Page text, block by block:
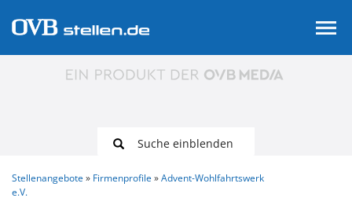
Suche einblenden
Stellenangebote Firmenprofile
Advent-Wohlfahrtswerk
e.V.